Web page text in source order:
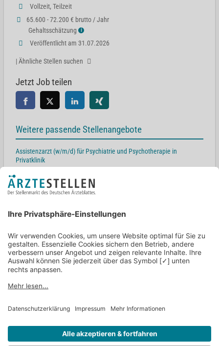
Vollzeit, Teilzeit
65.600 - 72.200 € brutto / Jahr
Gehaltsschätzung
ℹ
Veröffentlicht am 31.07.2026
| Ähnliche Stellen suchen
Jetzt Job teilen
Weitere passende Stellenangebote
Assistenzarzt (w/m/d) für Psychiatrie und Psychotherapie in
Privatklinik
Assistenzarzt (w/m/d) in fortgeschrittener Weiterbildung zur
Facharztweiterbildung Psychiatrie und Psychotherapie in Privatklinik
Friedrich-Ebert-Straße 11a, 50354 Hürth
Facharzt (w/m/d) Psychiatrie oder Psychosomatik in naturnah
gelegener Privatklinik
Kurstraße 16, 88175 Scheidegg
Psychologischer Psychotherapeut (w/m/d) in Privatklinik in
Oberberg 1, 78132 Hornberg
Zurück